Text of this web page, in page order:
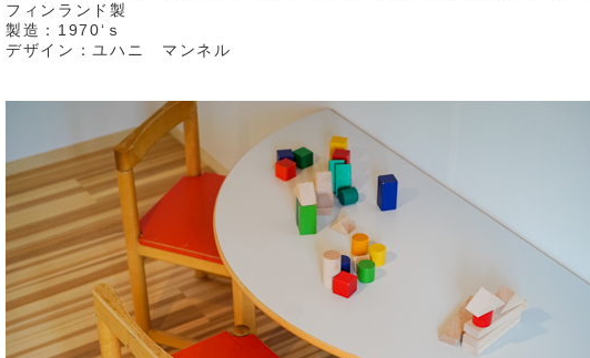
フィンランド製
製造：1970‘ｓ
デザイン：ユハニ マンネル